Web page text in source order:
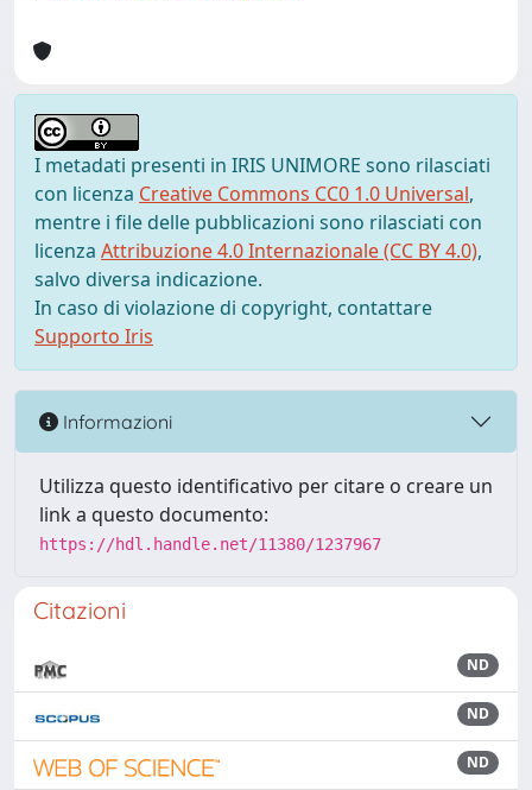
I metadati presenti in IRIS UNIMORE sono rilasciati
con licenza Creative Commons CC0 1.0 Universal,
mentre i file delle pubblicazioni sono rilasciati con
licenza Attribuzione 4.0 Internazionale (CC BY 4.0),
salvo diversa indicazione.
In caso di violazione di copyright, contattare
Supporto Iris
Informazioni
Utilizza questo identificativo per citare o creare un
link a questo documento:
https://hdl.handle.net/11380/1237967
Citazioni
ND
ND
ND